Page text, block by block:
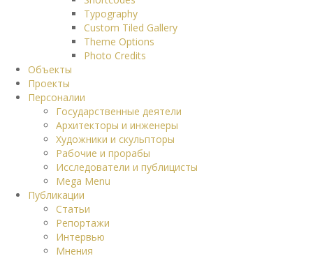
Typography
Custom Tiled Gallery
Theme Options
Photo Credits
Объекты
Проекты
Персоналии
Государственные деятели
Архитекторы и инженеры
Художники и скульпторы
Рабочие и прорабы
Исследователи и публицисты
Mega Menu
Публикации
Статьи
Репортажи
Интервью
Мнения